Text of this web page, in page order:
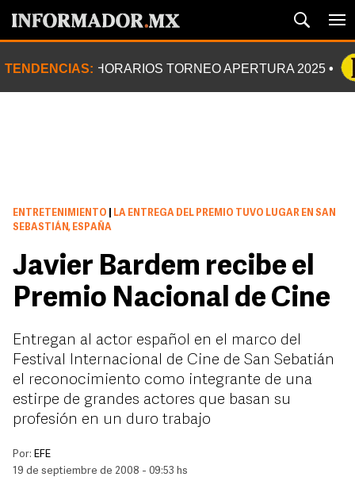
TENDENCIAS: HORARIOS TORNEO APERTURA 2025
ENTRETENIMIENTO
LA ENTREGA DEL PREMIO TUVO LUGAR EN SAN
SEBASTIÁN, ESPAÑA
Javier Bardem recibe el
Premio Nacional de Cine
Entregan al actor español en el marco del
Festival Internacional de Cine de San Sebatián
el reconocimiento como integrante de una
estirpe de grandes actores que basan su
profesión en un duro trabajo
Por: EFE
19 de septiembre de 2008 - 09:53 hs